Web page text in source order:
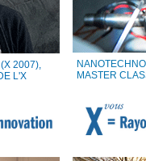
2007),
L'X
MASTER